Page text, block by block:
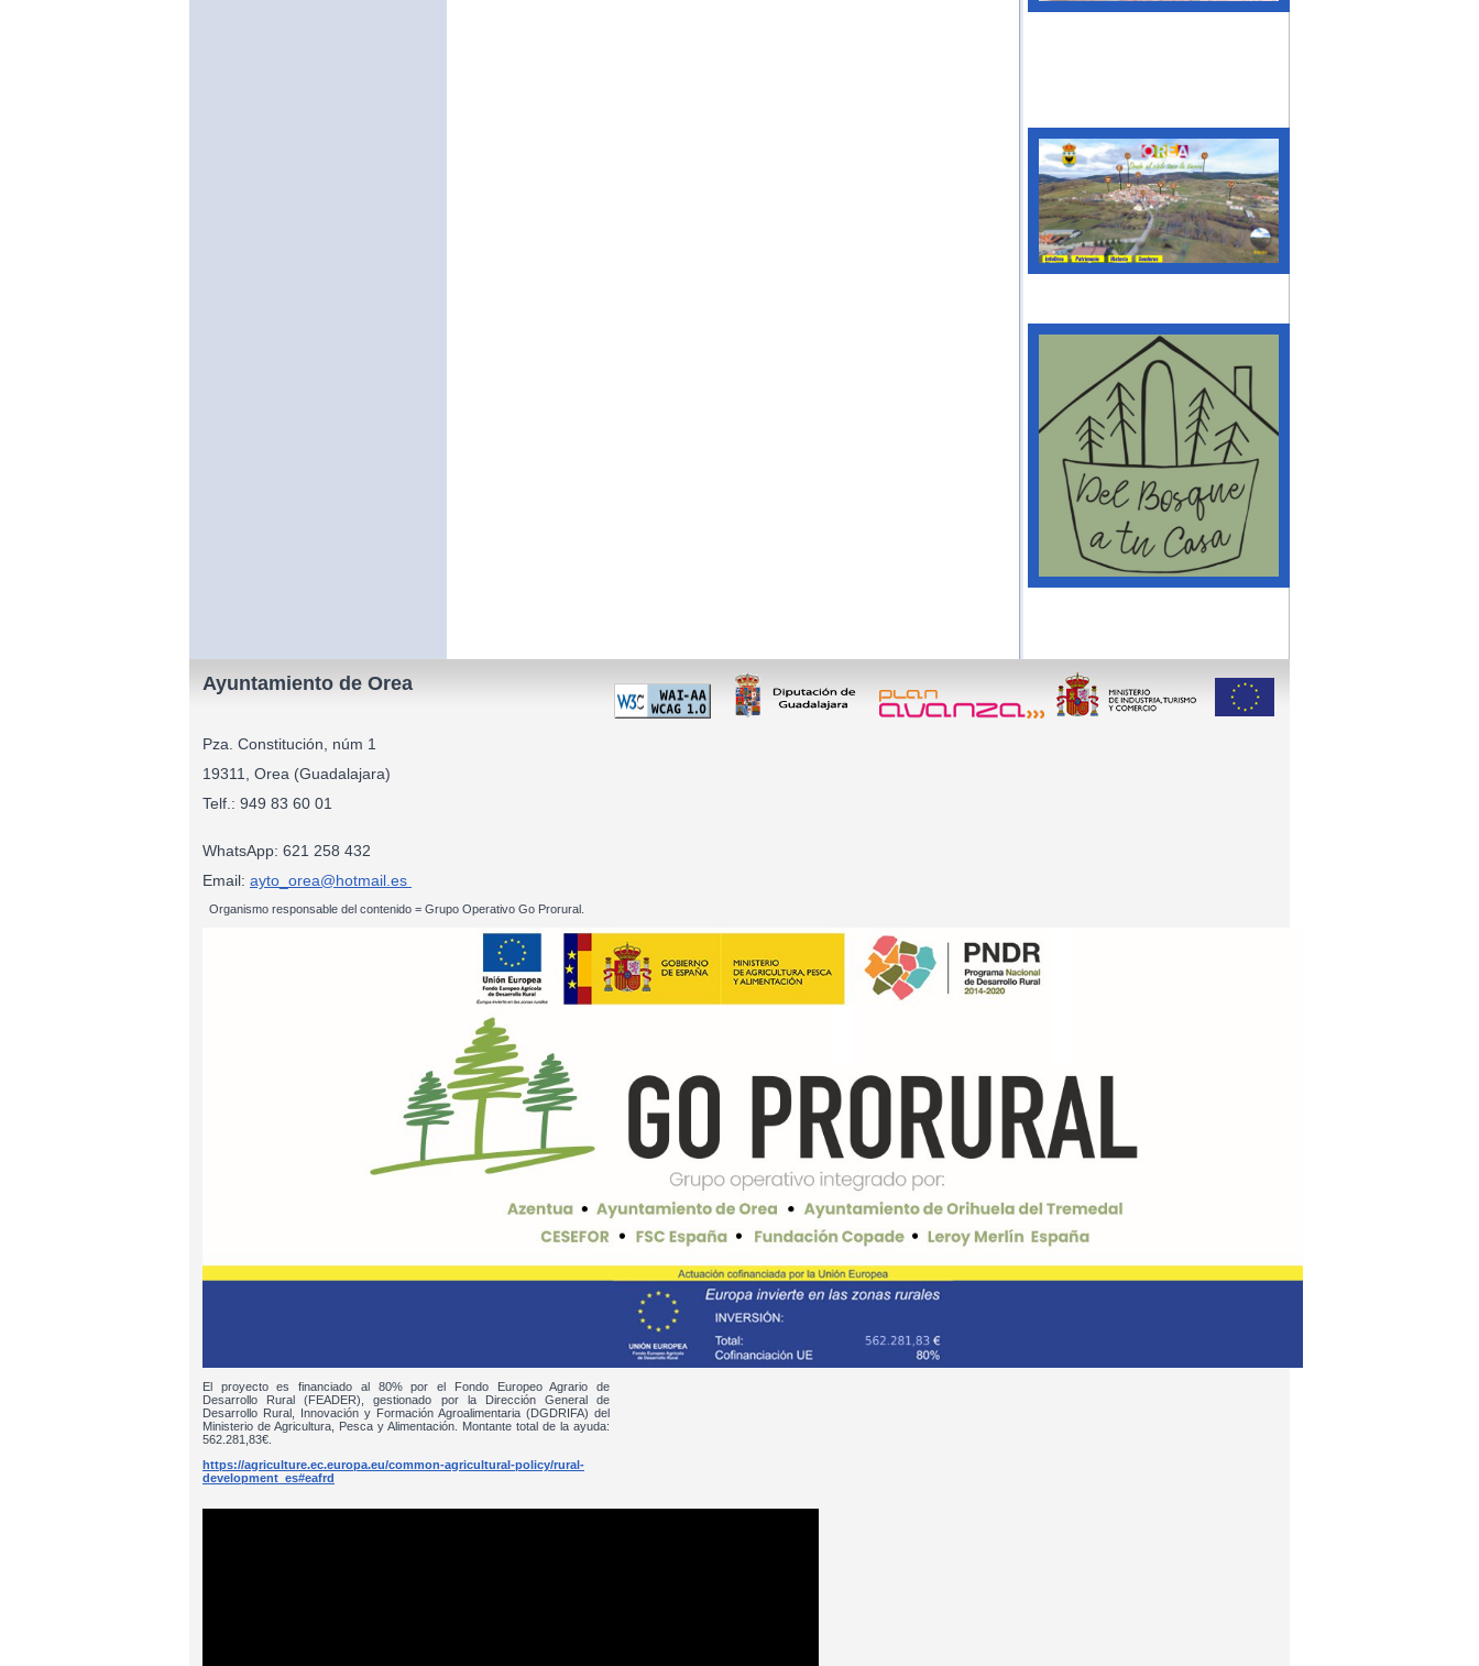
Ayuntamiento de Orea
Pza. Constitución, núm 1
19311, Orea (Guadalajara)
Telf.: 949 83 60 01
WhatsApp: 621 258 432
Email: ayto_orea@hotmail.es
Organismo responsable del contenido = Grupo Operativo Go Prorural.
El proyecto es financiado al 80% por el Fondo Europeo Agrario de
Desarrollo Rural (FEADER), gestionado por la Dirección General de
Desarrollo Rural, Innovación y Formación Agroalimentaria (DGDRIFA) del
Ministerio de Agricultura, Pesca y Alimentación. Montante total de la ayuda:
562.281,83€.
https://agriculture.ec.europa.eu/common-agricultural-policy/rural-
development_es#eafrd